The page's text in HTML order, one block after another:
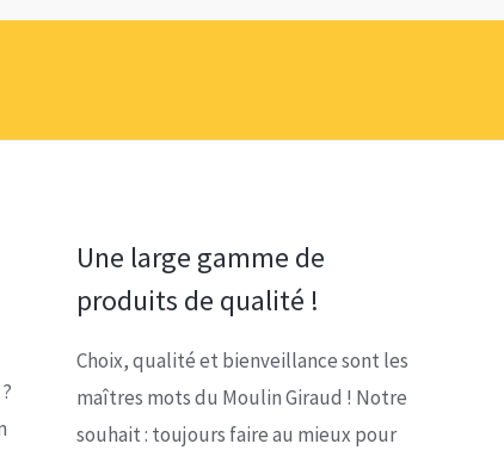
1,10 €
Une large gamme de
produits de qualité !
Choix, qualité et bienveillance sont les
maîtres mots du Moulin Giraud ! Notre
souhait : toujours faire au mieux pour